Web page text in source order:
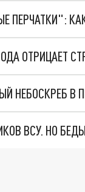
ПЕРЧАТКИ":
ВСУ. НО